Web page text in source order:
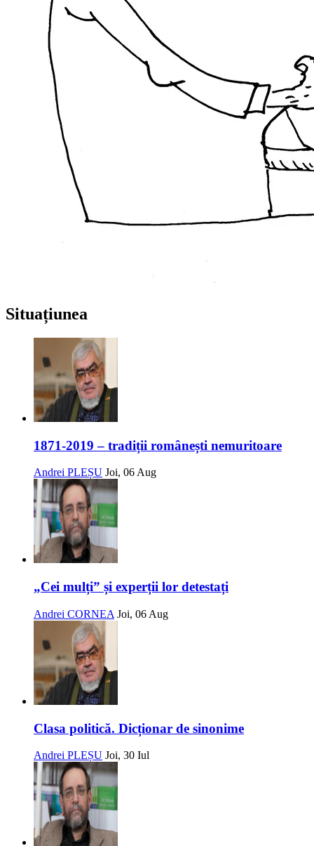
Situațiunea
1871-2019 – tradiții românești nemuritoare
Andrei PLEȘU Joi, 06 Aug
„Cei mulți” și experții lor detestați
Andrei CORNEA Joi, 06 Aug
Clasa politică. Dicționar de sinonime
Andrei PLEȘU Joi, 30 Iul